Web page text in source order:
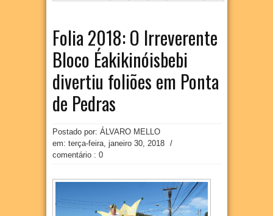
Folia 2018: O Irreverente
Bloco Éakikinóisbebi
divertiu foliões em Ponta
de Pedras
Postado por: ÁLVARO MELLO
em: terça-feira, janeiro 30, 2018
/
comentário : 0